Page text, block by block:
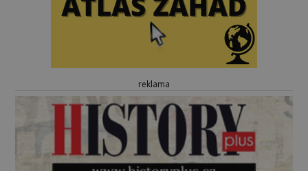
reklama